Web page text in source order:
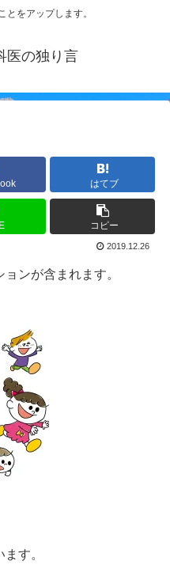
とをアップします。
医の独り言
はてブ
コピー
2019.12.26
ンが含まれます。
す。